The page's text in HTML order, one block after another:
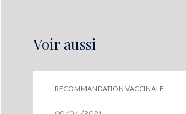
Voir aussi
RECOMMANDATION VACCINALE